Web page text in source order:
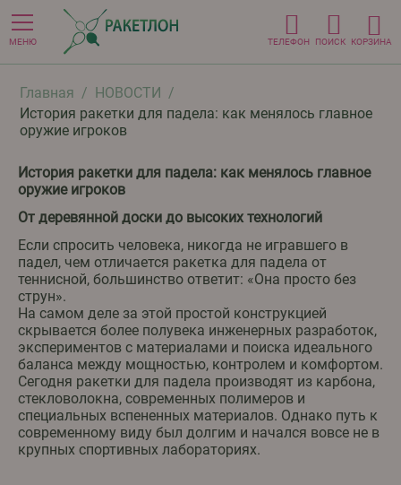
МЕНЮ ТЕЛЕФОН ПОИСК КОРЗИНА
Главная / НОВОСТИ /
История ракетки для падела: как менялось главное
оружие игроков
История ракетки для падела: как менялось главное
оружие игроков
От деревянной доски до высоких технологий
Если спросить человека, никогда не игравшего в
падел, чем отличается ракетка для падела от
теннисной, большинство ответит: «Она просто без
струн».
На самом деле за этой простой конструкцией
скрывается более полувека инженерных разработок,
экспериментов с материалами и поиска идеального
баланса между мощностью, контролем и комфортом.
Сегодня ракетки для падела производят из карбона,
стекловолокна, современных полимеров и
специальных вспененных материалов. Однако путь к
современному виду был долгим и начался вовсе не в
крупных спортивных лабораториях.